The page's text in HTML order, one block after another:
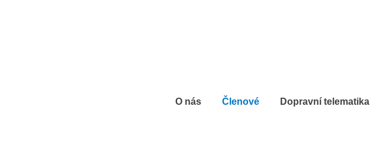
O nás Členové Dopravní telematika